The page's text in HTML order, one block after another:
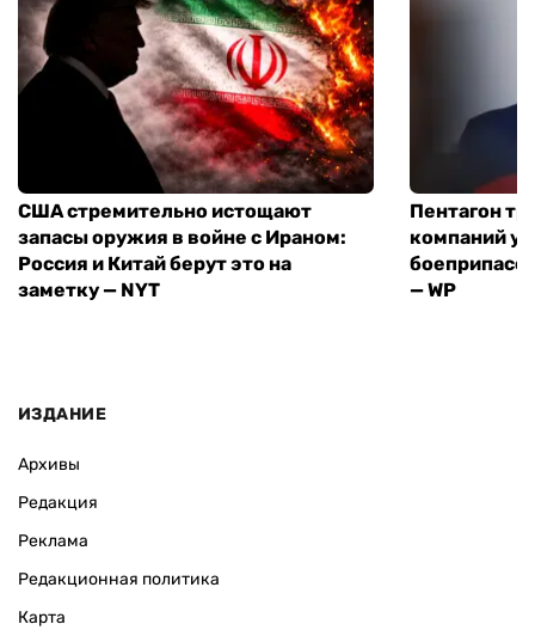
США стремительно истощают
запасы оружия в войне с Ираном:
Россия и Китай берут это на
заметку — NYT
Пентагон
компаний
— WP
ИЗДАНИЕ
Архивы
Редакция
Реклама
Редакционная политика
Карта